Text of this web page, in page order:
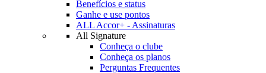
Benefícios e status
Ganhe e use pontos
ALL Accor+ - Assinaturas
All Signature
Conheça o clube
Conheça os planos
Perguntas Frequentes